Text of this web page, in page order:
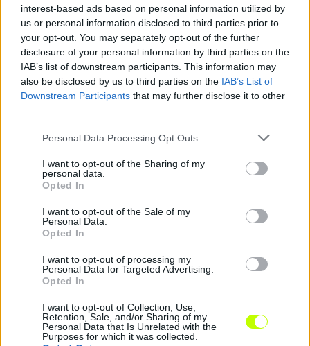
interest-based ads based on personal information utilized by
us or personal information disclosed to third parties prior to
your opt-out. You may separately opt-out of the further
disclosure of your personal information by third parties on the
IAB’s list of downstream participants. This information may
also be disclosed by us to third parties on the IAB’s List of
Downstream Participants that may further disclose it to other
Please note that this website/app uses one or more Google
not limited to your visit or usage behaviour. You may click to
grant or deny consent to Google and its third-party tags to
use your data for below specified purposes in below Google
consent section.
Personal Data Processing Opt Outs
I want to opt-out of the Sharing of my
personal data.
Opted In
I want to opt-out of the Sale of my
Personal Data.
Opted In
I want to opt-out of processing my
Personal Data for Targeted Advertising.
Opted In
I want to opt-out of Collection, Use,
Retention, Sale, and/or Sharing of my
Personal Data that Is Unrelated with the
Purposes for which it was collected.
Megosztás:
KAPCSOLÓDÓ HÍREK
Hírek
A magyar válogatott sem venne részt a
világbajnokságon
Az UEFA-tagországok közösen utasítanák el a FIFA tervezett
változtatását.